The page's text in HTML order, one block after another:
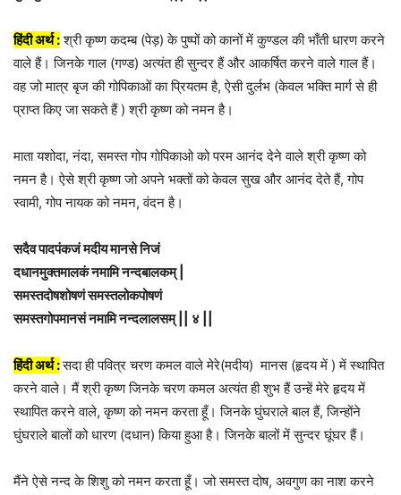
हिंदी अर्थ :श्री कृष्ण कदम्ब (पेड़) के पुष्पों को कानों में कुण्डल की भाँती धारण करने
वाले हैं। जिनके गाल (गण्ड) अत्यंत ही सुन्दर हैं और आकर्षित करने वाले गाल हैं।
वह जो मात्र बृज की गोपिकाओं का प्रियतम है, ऐसी दुर्लभ (केवल भक्ति मार्ग से ही
प्राप्त किए जा सकते हैं ) श्री कृष्ण को नमन है।
माता यशोदा, नंदा, समस्त गोप गोपिकाओ को परम आनंद देने वाले श्री कृष्ण को
नमन है। ऐसे श्री कृष्ण जो अपने भक्तों को केवल सुख और आनंद देते हैं, गोप
स्वामी, गोप नायक को नमन, वंदन है।
सदैव पादपंकजं मदीय मानसे निजं
दधानमुक्तमालकं नमामि नन्दबालकम् |
समस्तदोषशोषणं समस्तलोकपोषणं
समस्तगोपमानसं नमामि नन्दलालसम् || ४ ||
हिंदी अर्थ :सदा ही पवित्र चरण कमल वाले मेरे(मदीय) मानस (हृदय में ) में स्थापित
करने वाले। मैं श्री कृष्ण जिनके चरण कमल अत्यंत ही शुभ हैं उन्हें मेरे हृदय में
स्थापित करने वाले, कृष्ण को नमन करता हूँ। जिनके घुंघराले बाल हैं, जिन्होंने
घुंघराले बालों को धारण (दधान) किया हुआ है। जिनके बालों में सुन्दर घूंघर हैं।
मैंने ऐसे नन्द के शिशु को नमन करता हूँ। जो समस्त दोष, अवगुण का नाश करने